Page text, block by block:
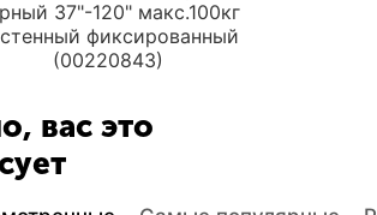
37"-120" макс.100кг
фиксированный
(00220843)
вас это